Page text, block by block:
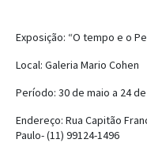
Exposição: “O tempo e o
Local: Galeria Mario Cohen
Período: 30 de maio a 24
Endereço: Rua Capitão
Paulo- (11) 99124-1496